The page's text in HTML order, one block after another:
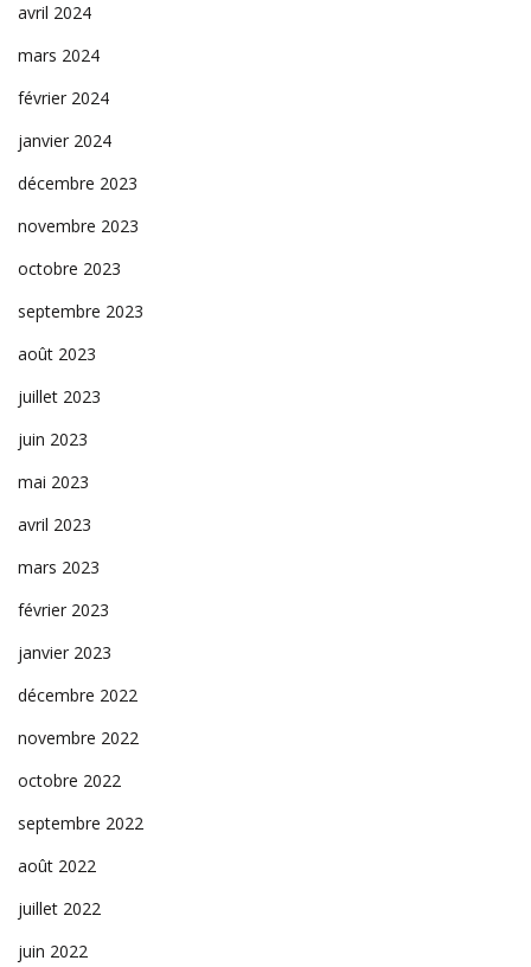
avril 2024
mars 2024
février 2024
janvier 2024
décembre 2023
novembre 2023
octobre 2023
septembre 2023
août 2023
juillet 2023
juin 2023
mai 2023
avril 2023
mars 2023
février 2023
janvier 2023
décembre 2022
novembre 2022
octobre 2022
septembre 2022
août 2022
juillet 2022
juin 2022